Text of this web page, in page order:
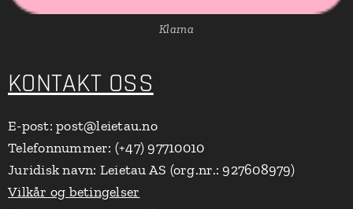
Klarna
KONTAKT OSS
E-post: post@leietau.no
Telefonnummer: (+47) 97710010
Juridisk navn: Leietau AS (org.nr.: 927608979)
Vilkår og betingelser